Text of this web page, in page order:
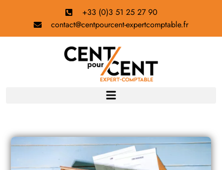
+33 (0)3 51 25 27 90
contact@centpourcent-expertcomptable.fr